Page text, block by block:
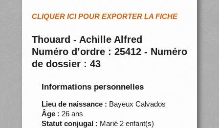
CLIQUER ICI POUR EXPORTER LA FICHE
Thouard - Achille Alfred
Numéro d’ordre : 25412 - Numéro
de dossier : 43
Informations personnelles
Lieu de naissance : Bayeux Calvados
Âge : 26 ans
Statut conjugal : Marié 2 enfant(s)